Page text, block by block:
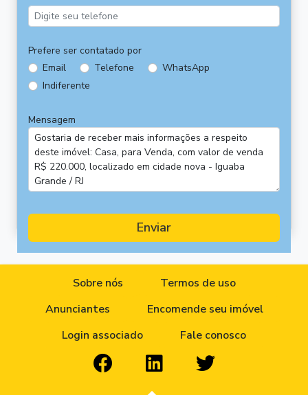
Prefere ser contatado por
Email
Telefone
WhatsApp
Indiferente
Mensagem
Enviar
Sobre nós
Termos de uso
Anunciantes
Encomende seu imóvel
Login associado
Fale conosco